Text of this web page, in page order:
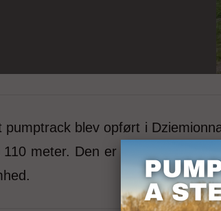
blev opført i
meter. Den er ideel til ryttere